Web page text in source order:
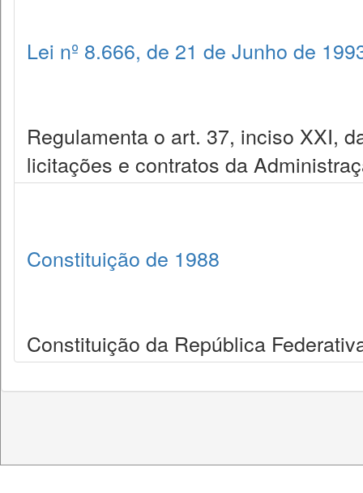
Lei nº 8.666, de 21 de Junho de
Regulamenta o art. 37, inciso XXI,
licitações e contratos da
Constituição de 1988
Constituição da República